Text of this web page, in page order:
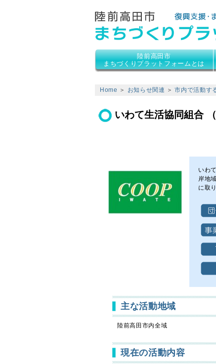
陸前高田市
まちづくりプラットフォームとは
Home ＞ お知らせ関連 ＞市内で活動す
いわて生活協同組合
いわ
岸地
に取
主な活動地域
陸前高田市内全域
現在の活動内容